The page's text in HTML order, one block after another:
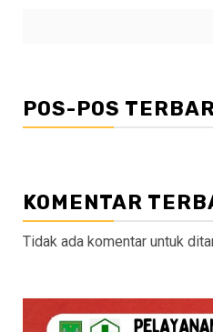
POS-POS
KOMENTAR
Tidak ada komentar untuk